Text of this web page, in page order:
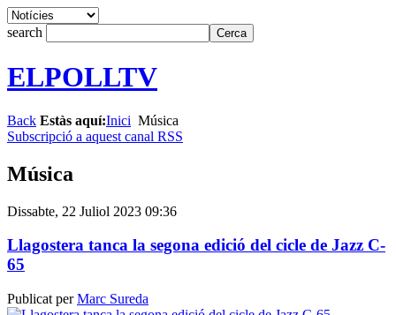
search
ELPOLLTV
Back Estàs aquí:Inici Música
Subscripció a aquest canal RSS
Música
Dissabte, 22 Juliol 2023 09:36
Llagostera tanca la segona edició del cicle de Jazz C-
65
Publicat perMarc Sureda